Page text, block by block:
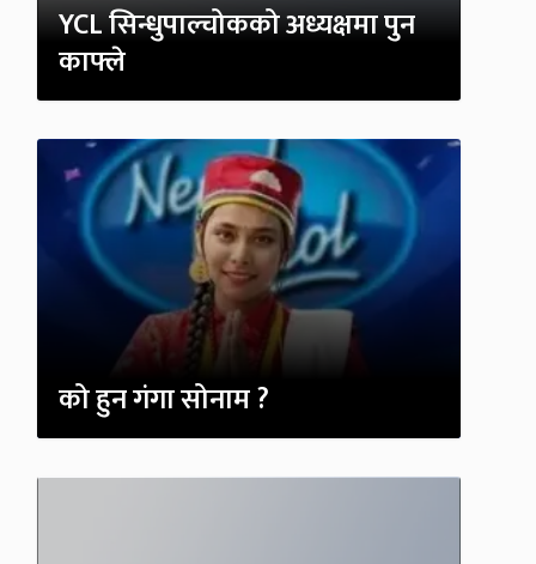
YCL सिन्धुपाल्चोकको अध्यक्षमा पुन
काफ्ले
को हुन गंगा सोनाम ?